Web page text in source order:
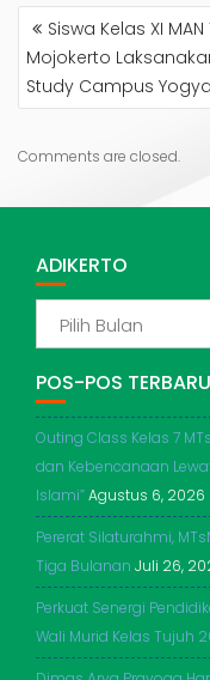
NAVIGASI
POSSiswa Kelas XI MAN
Mojokerto
Study Campus
Comments are closed.
ADIKERTO
POS-POS TERBARU
Outing Class Kelas 7
dan Kebencanaan
Islami”Agustus 6, 2026
Pererat Silaturahmi,
Tiga Bulanan Juli 26,
Perkuat Senergi
Wali Murid Kelas Tujuh